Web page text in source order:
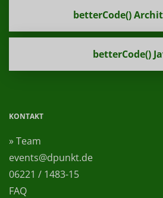
betterCode()
betterCode()
KONTAKT
» Team
events@dpunkt.de
06221 / 1483-15
FAQ